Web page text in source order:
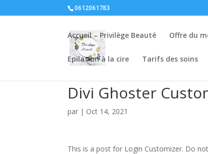
0612061783
Accueil – Privilège Beauté Offre du
Epilation à la cire Tarifs des soins
Divi Ghoster
par | Oct 14, 2021
This is a post for Login Customizer. Do